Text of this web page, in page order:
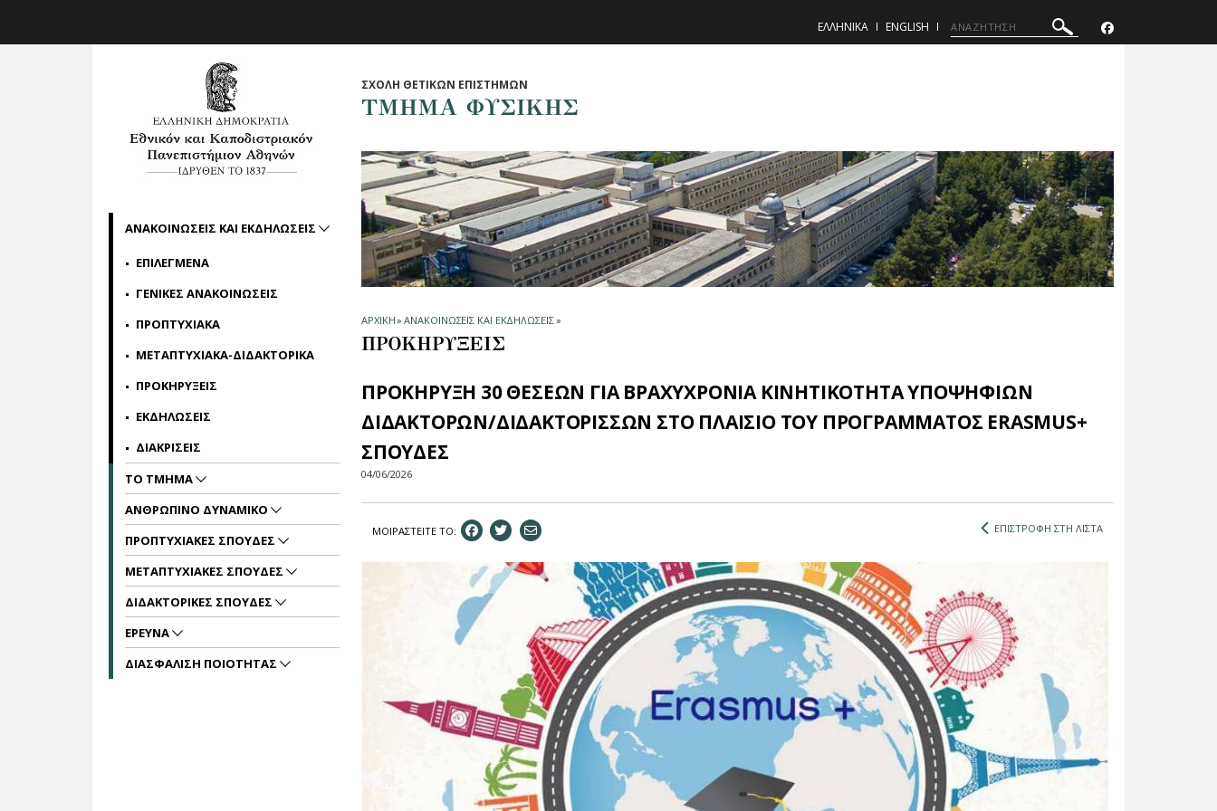
ΕΛΛΗΝΙΚΑ ENGLISH
ΣΧΟΛΗ ΘΕΤΙΚΩΝ ΕΠΙΣΤΗΜΩΝ
ΤΜΗΜΑ ΦΥΣΙΚΗΣ
ΑΡΧΙΚΗ» ΑΝΑΚΟΙΝΩΣΕΙΣ ΚΑΙ ΕΚΔΗΛΩΣΕΙΣ»
ΠΡΟΚΗΡΥΞΕΙΣ
ΠΡΟΚΗΡΥΞΗ 30 ΘΕΣΕΩΝ ΓΙΑ ΒΡΑΧΥΧΡΟΝΙΑ ΚΙΝΗΤΙΚΟΤΗΤΑ ΥΠΟΨΗΦΙΩΝ
ΔΙΔΑΚΤΟΡΩΝ/ΔΙΔΑΚΤΟΡΙΣΣΩΝ ΣΤΟ ΠΛΑΙΣΙΟ ΤΟΥ ΠΡΟΓΡΑΜΜΑΤΟΣ ERASMUS+
ΣΠΟΥΔΕΣ
04/06/2026
ΜΟΙΡΑΣΤEIΤΕ ΤΟ: ΕΠΙΣΤΡΟΦΗ ΣΤΗ ΛΙΣΤΑ
ΑΝΑΚΟΙΝΩΣΕΙΣ ΚΑΙ ΕΚΔΗΛΩΣΕΙΣ
ΕΠΙΛΕΓΜΕΝΑ
ΓΕΝΙΚΕΣ ΑΝΑΚΟΙΝΩΣΕΙΣ
ΠΡΟΠΤΥΧΙΑΚΑ
ΜΕΤΑΠΤΥΧΙΑΚΑ-ΔΙΔΑΚΤΟΡΙΚΑ
ΠΡΟΚΗΡΥΞΕΙΣ
ΕΚΔΗΛΩΣΕΙΣ
ΔΙΑΚΡΙΣΕΙΣ
ΤΟ ΤΜΗΜΑ
ΑΝΘΡΩΠΙΝΟ ΔΥΝΑΜΙΚΟ
ΠΡΟΠΤΥΧΙΑΚΕΣ ΣΠΟΥΔΕΣ
ΜΕΤΑΠΤΥΧΙΑΚΕΣ ΣΠΟΥΔΕΣ
ΔΙΔΑΚΤΟΡΙΚΕΣ ΣΠΟΥΔΕΣ
ΕΡΕΥΝΑ
ΔΙΑΣΦΑΛΙΣΗ ΠΟΙΟΤΗΤΑΣ